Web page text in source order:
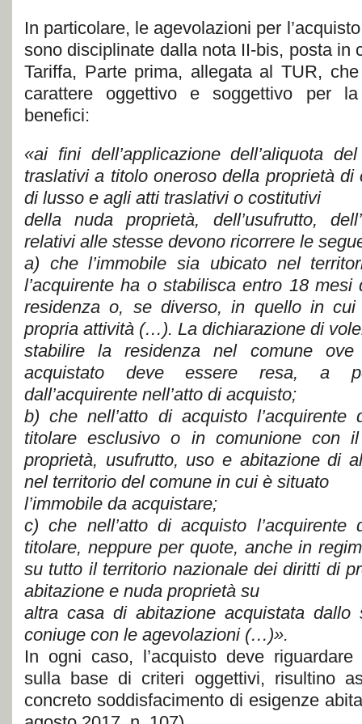
In particolare, le agevolazioni per
sono disciplinate dalla nota II-bis, posta in
Tariffa, Parte prima, allegata al TUR,
carattere oggettivo e soggettivo per
benefici:
«ai fini dell’applicazione dell’aliquota
traslativi a titolo oneroso della proprietà
di lusso e agli atti traslativi o costitutivi
della nuda proprietà, dell’usufrutto,
relativi alle stesse devono ricorrere le
a) che l’immobile sia ubicato nel
l’acquirente ha o stabilisca entro 18 mesi
residenza o, se diverso, in quello in cui
propria attività (…). La dichiarazione di
stabilire la residenza nel comune ove
acquistato deve essere resa, a
dall’acquirente nell’atto di acquisto;
b) che nell’atto di acquisto
titolare esclusivo o in comunione con
proprietà, usufrutto, uso e abitazione di
nel territorio del comune in cui è situato
l’immobile da acquistare;
c) che nell’atto di acquisto
titolare, neppure per quote, anche in
su tutto il territorio nazionale dei diritti di
abitazione e nuda proprietà su
altra casa di abitazione acquistata dallo
coniuge con le agevolazioni (…)».
In ogni caso, l’acquisto deve
sulla base di criteri oggettivi, risultino
concreto soddisfacimento di esigenze